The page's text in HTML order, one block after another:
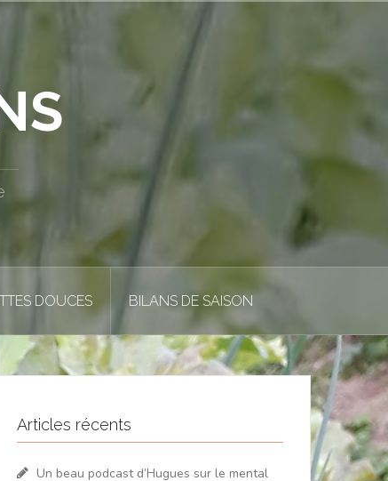
DOUCES BILANS DE SAISON
Articles récents
Un beau podcast d’Hugues sur le mental